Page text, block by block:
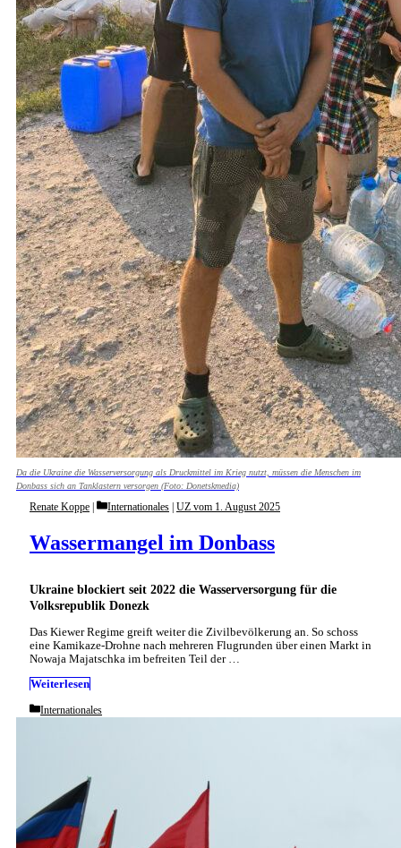
Da die Ukraine die Wasserversorgung als Druckmittel im Krieg nutzt, müssen die Menschen im
Donbass sich an ­Tanklastern versorgen (Foto: Donetskmedia)
Ukraine blockiert seit 2022 die Wasserversorgung für die
Volksrepublik Donezk
Wassermangel im Donbass
Renate Koppe Categories
Internationales | UZ vom 1. August 2025
Das Kiewer Regime greift weiter die Zivilbevölkerung an. So schoss
eine Kamikaze-Drohne nach mehreren Flugrunden über einen Markt in
Nowaja Majatschka im befreiten Teil der …
Weiterlesen
Categories
Internationales